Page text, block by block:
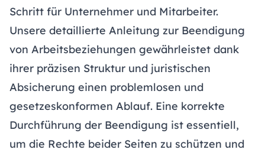
Schritt für Unternehmer und Mitarbeiter.
Unsere detaillierte Anleitung zur Beendigung
von Arbeitsbeziehungen gewährleistet dank
ihrer präzisen Struktur und juristischen
Absicherung einen problemlosen und
gesetzeskonformen Ablauf. Eine korrekte
Durchführung der Beendigung ist essentiell,
um die Rechte beider Seiten zu schützen und